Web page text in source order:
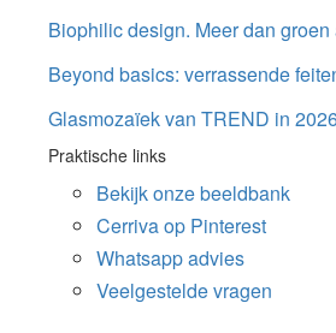
Biophilic design. Meer dan groen
Beyond basics: verrassende
Glasmozaïek van TREND in
Praktische links
Bekijk onze beeldbank
Cerriva op Pinterest
Whatsapp advies
Veelgestelde vragen